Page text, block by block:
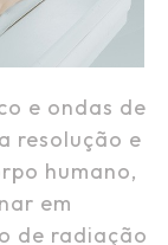
e ondas de
resolução e
humano,
em
de radiação